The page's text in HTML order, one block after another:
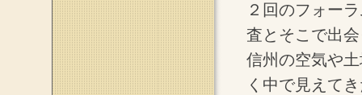
２回のフォー
査とそこで出
信州の空気や
く中で見えて